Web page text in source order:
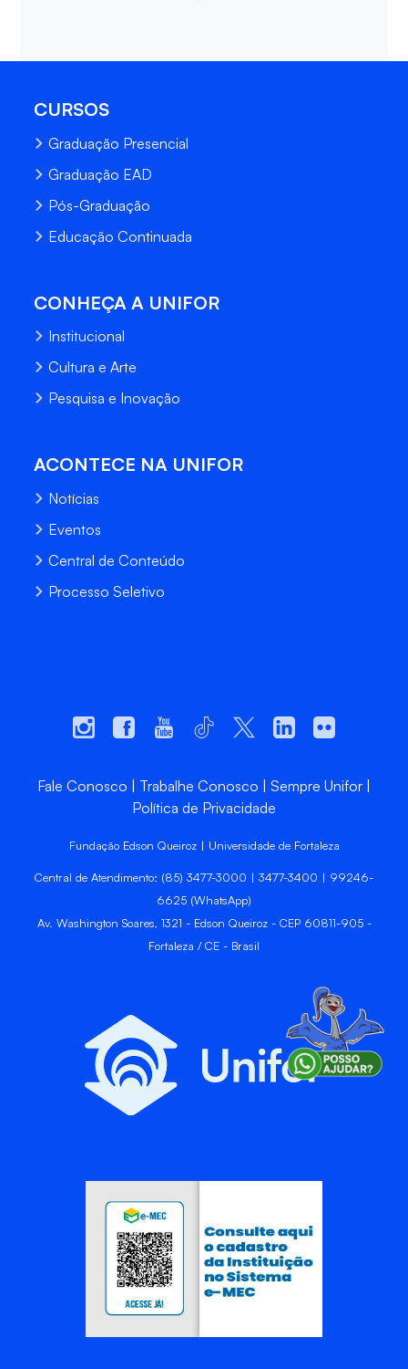
CURSOS
Graduação Presencial
Graduação EAD
Pós-Graduação
Educação Continuada
CONHEÇA A UNIFOR
Institucional
Cultura e Arte
Pesquisa e Inovação
ACONTECE NA UNIFOR
Notícias
Eventos
Central de Conteúdo
Processo Seletivo
Fale Conosco Trabalhe Conosco
Sempre Unifor
Política de Privacidade
Fundação Edson Queiroz | Universidade de Fortaleza
Central de Atendimento: (85) 3477-3000 | 3477-3400 | 99246-
6625 (WhatsApp)
Av. Washington Soares, 1321 - Edson Queiroz - CEP 60811-905 -
Fortaleza / CE - Brasil